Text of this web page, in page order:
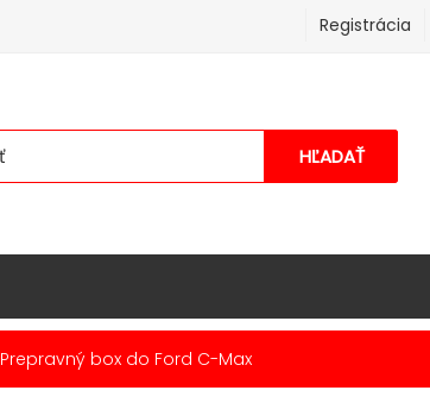
Registrácia
HĽADAŤ
Prepravný box do Ford C-Max